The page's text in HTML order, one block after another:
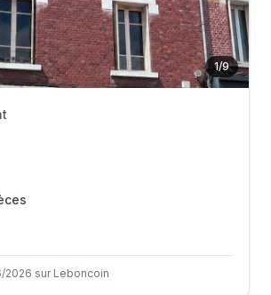
1/9
s
2026 sur Leboncoin